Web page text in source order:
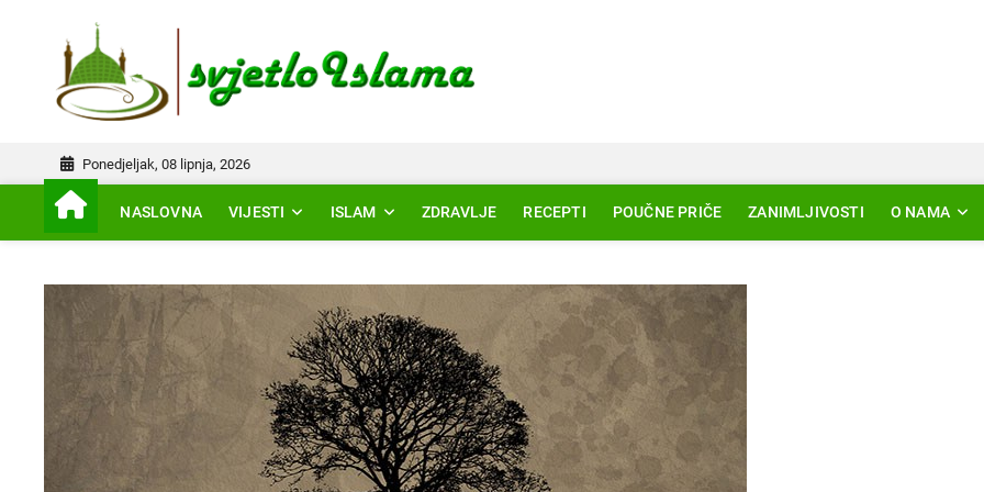
Ponedjeljak, 08 lipnja, 2026
NASLOVNA VIJESTI ISLAM ZDRAVLJE RECEPTI POUČNE PRIČE ZANIMLJIVOSTI O NAMA